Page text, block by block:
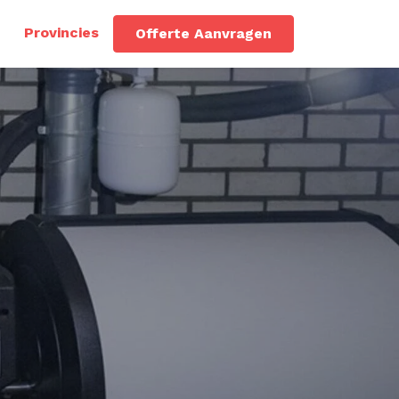
Provincies Offerte Aanvragen